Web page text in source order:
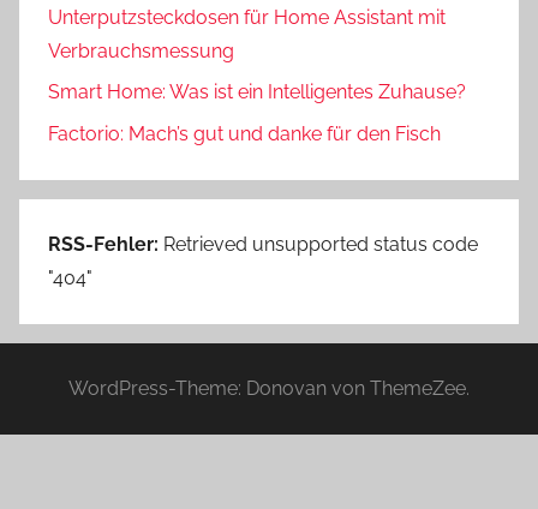
Unterputzsteckdosen für Home Assistant mit
Verbrauchsmessung
Smart Home: Was ist ein Intelligentes Zuhause?
Factorio: Mach’s gut und danke für den Fisch
RSS-Fehler: Retrieved unsupported status code
"404"
WordPress-Theme: Donovan von ThemeZee.